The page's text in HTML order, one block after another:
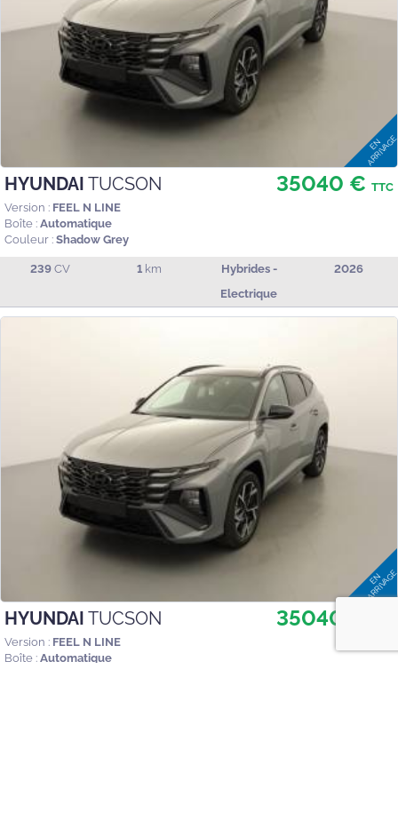
HYUNDAI TUCSON
Version : FEEL N LINE
Boîte : Automatique
Couleur : Shadow Grey
35040 € TTC
239 CV 1 km
Hybrides -
Electrique
2026
HYUNDAI TUCSON
Version : FEEL N LINE
Boîte : Automatique
35040 €